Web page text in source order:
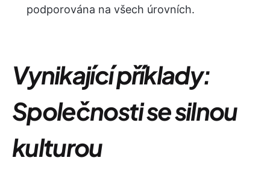
podporována na všech úrovních.
Vynikající příklady:
Společnosti se silnou
kulturou